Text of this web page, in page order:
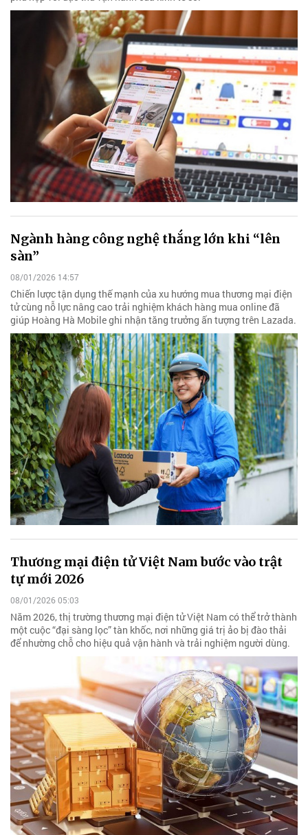
Ngành hàng công nghệ thắng lớn khi “lên
sàn”
08/01/2026 14:57
Chiến lược tận dụng thế mạnh của xu hướng mua thương mại điện
tử cùng nỗ lực nâng cao trải nghiệm khách hàng mua online đã
giúp Hoàng Hà Mobile ghi nhận tăng trưởng ấn tượng trên Lazada.
Thương mại điện tử Việt Nam bước vào trật
tự mới 2026
08/01/2026 05:03
Năm 2026, thị trường thương mại điện tử Việt Nam có thể trở thành
một cuộc “đại sàng lọc” tàn khốc, nơi những giá trị ảo bị đào thải
để nhường chỗ cho hiệu quả vận hành và trải nghiệm người dùng.